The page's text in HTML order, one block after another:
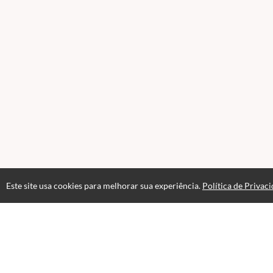
Este site usa cookies para melhorar sua experiência. Política de